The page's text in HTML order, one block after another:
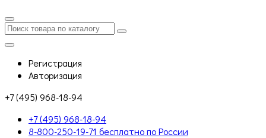
Регистрация
Авторизация
+7 (495) 968-18-94
+7 (495) 968-18-94
8-800-250-19-71 бесплатно по России